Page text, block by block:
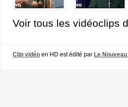
Voir tous les vidéoclips
Clip vidéo en HD est édité par Le